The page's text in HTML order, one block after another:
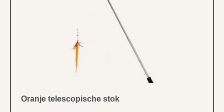
Oranje telescopische stok